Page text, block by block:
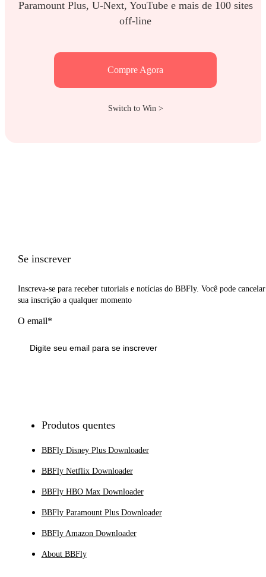
Paramount Plus, U-Next, YouTube e mais de 100 sites
off-line
Compre Agora
Switch to Win >
Se inscrever
Inscreva-se para receber tutoriais e notícias do BBFly. Você pode cancelar
sua inscrição a qualquer momento
O email*
Produtos quentes
BBFly Disney Plus Downloader
BBFly Netflix Downloader
BBFly HBO Max Downloader
BBFly Paramount Plus Downloader
BBFly Amazon Downloader
About BBFly